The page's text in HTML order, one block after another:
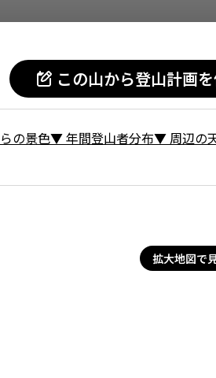
この山から登山計画
の景色▼年間登山者分布▼ 周辺の
拡大地図で